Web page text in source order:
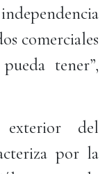
comerciales
tener”,
del
por la